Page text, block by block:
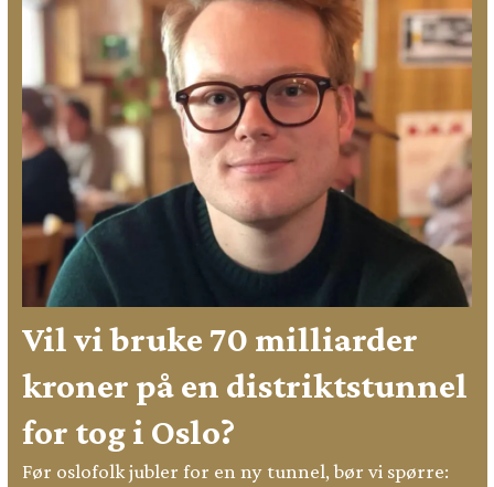
Vil vi bruke 70 milliarder
kroner på en distriktstunnel
for tog i Oslo?
Før oslofolk jubler for en ny tunnel, bør vi spørre: